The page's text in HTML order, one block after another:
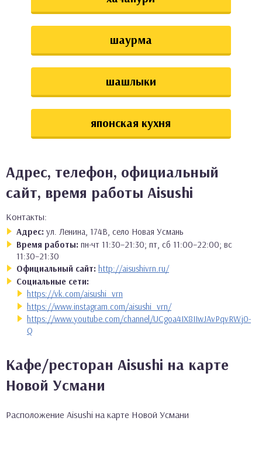
шаурма
шашлыки
японская кухня
Адрес, телефон, официальный
сайт, время работы Aisushi
Контакты:
Адрес: ул. Ленина, 174В, село Новая Усмань
Время работы: пн-чт 11:30–21:30; пт, сб 11:00–22:00; вс
11:30–21:30
Официальный сайт: http://aisushivrn.ru/
Социальные сети:
https://vk.com/aisushi_vrn
https://www.instagram.com/aisushi_vrn/
https://www.youtube.com/channel/UCgoa4IX8IIwJAvPqvRWj0-
Q
Кафе/ресторан Aisushi на карте
Новой Усмани
Расположение Aisushi на карте Новой Усмани